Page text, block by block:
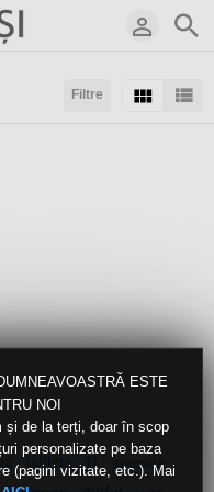
ESTE
NOI
și de la terți, doar în scop
personalizate pe baza
(pagini vizitate, etc.). Mai
Filtre
tableta
stamate